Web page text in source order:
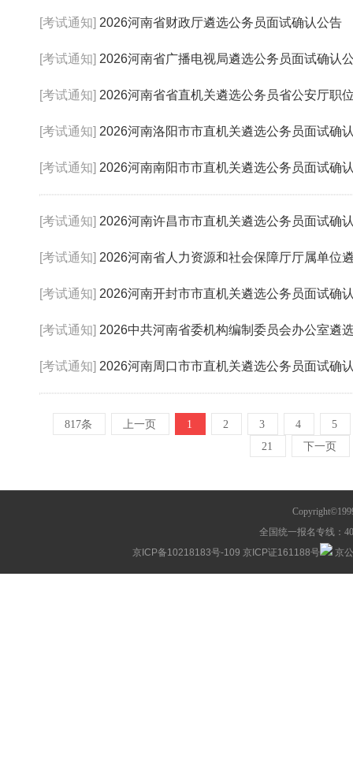
[考试通知] 2026河南省财政厅遴选公务员面试确认公告
[考试通知] 2026河南省广播电视局遴选公务员面试确认
[考试通知] 2026河南省省直机关遴选公务员省公安厅职
[考试通知] 2026河南洛阳市市直机关遴选公务员面试确
[考试通知] 2026河南南阳市市直机关遴选公务员面试确
[考试通知] 2026河南许昌市市直机关遴选公务员面试确
[考试通知] 2026河南省人力资源和社会保障厅厅属单位
[考试通知] 2026河南开封市市直机关遴选公务员面试确
[考试通知] 2026中共河南省委机构编制委员会办公室遴
[考试通知] 2026河南周口市市直机关遴选公务员面试确
817条 上一页 1 2 3 4
5
21
下一页
全国统一报名专线：
京ICP备10218183号-109 京ICP证161188号 京